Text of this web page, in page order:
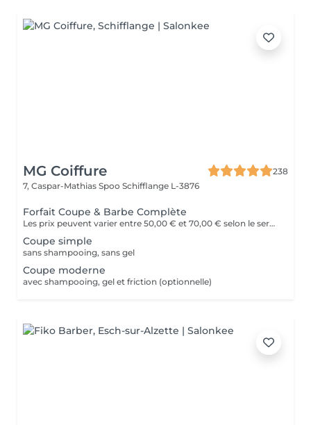
MG Coiffure
238
7, Caspar-Mathias Spoo Schifflange L-3876
Forfait Coupe & Barbe Complète
Les prix peuvent varier entre 50,00 € et 70,00 € selon le service
Coupe simple
sans shampooing, sans gel
Coupe moderne
avec shampooing, gel et friction (optionnelle)